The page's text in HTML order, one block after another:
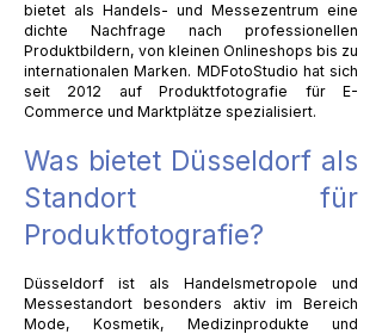
bietet als Handels- und Messezentrum eine
dichte Nachfrage nach professionellen
Produktbildern, von kleinen Onlineshops bis zu
internationalen Marken. MDFotoStudio hat sich
seit 2012 auf Produktfotografie für E-
Commerce und Marktplätze spezialisiert.
Was bietet Düsseldorf als
Standort für
Produktfotografie?
Düsseldorf ist als Handelsmetropole und
Messestandort besonders aktiv im Bereich
Mode, Kosmetik, Medizinprodukte und